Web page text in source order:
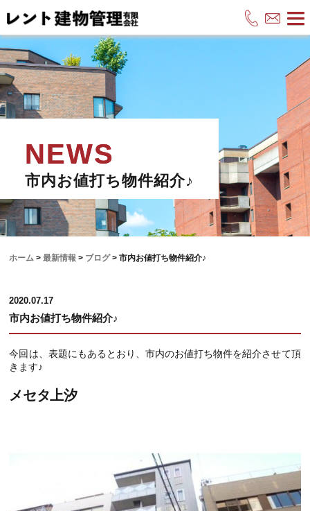
市内お値打ち物件紹介♪
ホーム >最新情報 > ブログ>市内お値打ち物件紹介♪
2020.07.17
市内お値打ち物件紹介♪
今回は、表題にもあるとおり、市内のお値打ち物件を紹介させて頂
きます♪
メセタ上汐